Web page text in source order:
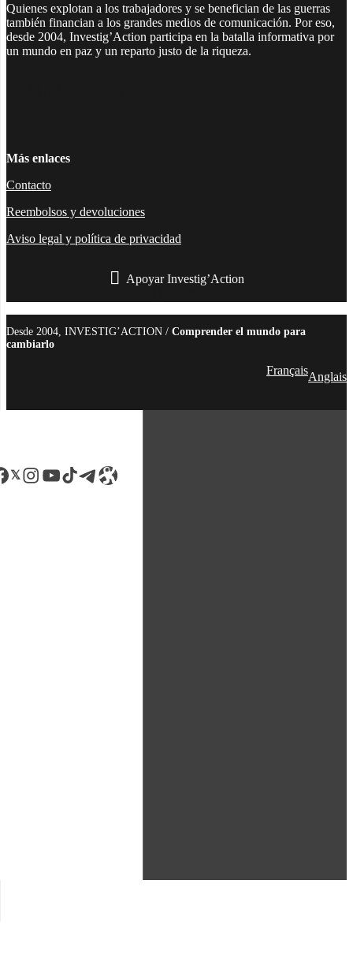
Quienes explotan a los trabajadores y se benefician de las guerras
también financian a los grandes medios de comunicación. Por eso,
desde 2004, Investig’Action participa en la batalla informativa por
un mundo en paz y un reparto justo de la riqueza.
Más enlaces
Contacto
Reembolsos y devoluciones
Aviso legal y política de privacidad
Apoyar Investig’Action
Desde 2004, INVESTIG’ACTION / Comprender el mundo para
cambiarlo
FrançaisAnglais
LinkedIn
Instagram
YouTube
TikTok
Telegram
Enlace